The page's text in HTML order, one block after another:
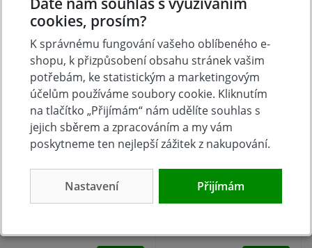
Brusný papír na suchý
zip 125mm K40 50ks
Makita
Brusný papír
114x140mm
neděrovaný K100 10ks
cookies, prosím?
K správnému fungování vašeho oblíbeného e-
shopu, k přizpůsobení obsahu stránek vašim
potřebám, ke statistickým a marketingovým
účelům používáme soubory cookie. Kliknutím
na tlačítko „Přijímám“ nám udělíte souhlas s
jejich sběrem a zpracováním a my vám
poskytneme ten nejlepší zážitek z nakupování.
Nastavení Přijímám